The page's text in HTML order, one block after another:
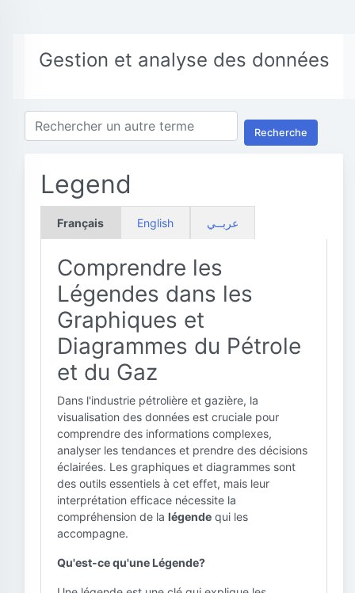
Gestion et analyse des données
Recherche
Legend
Français English عربــي
Comprendre les
Légendes dans les
Graphiques et
Diagrammes du Pétrole
et du Gaz
Dans l'industrie pétrolière et gazière, la
visualisation des données est cruciale pour
comprendre des informations complexes,
analyser les tendances et prendre des décisions
éclairées. Les graphiques et diagrammes sont
des outils essentiels à cet effet, mais leur
interprétation efficace nécessite la
compréhension de la légende qui les
accompagne.
Qu'est-ce qu'une Légende?